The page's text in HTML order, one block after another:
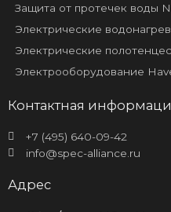
Защита от протечек воды
Электрические
Электрические
Электрооборудование
Контактная
+7 (495) 640-09-42
info@spec-alliance.ru
Адрес